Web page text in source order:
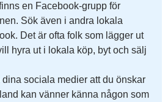
en Facebook-grupp för
Sök även i andra lokala
Det är ofta folk som lägger ut
hyra ut i lokala köp, byt och sälj
sociala medier att du önskar
kan vänner känna någon som